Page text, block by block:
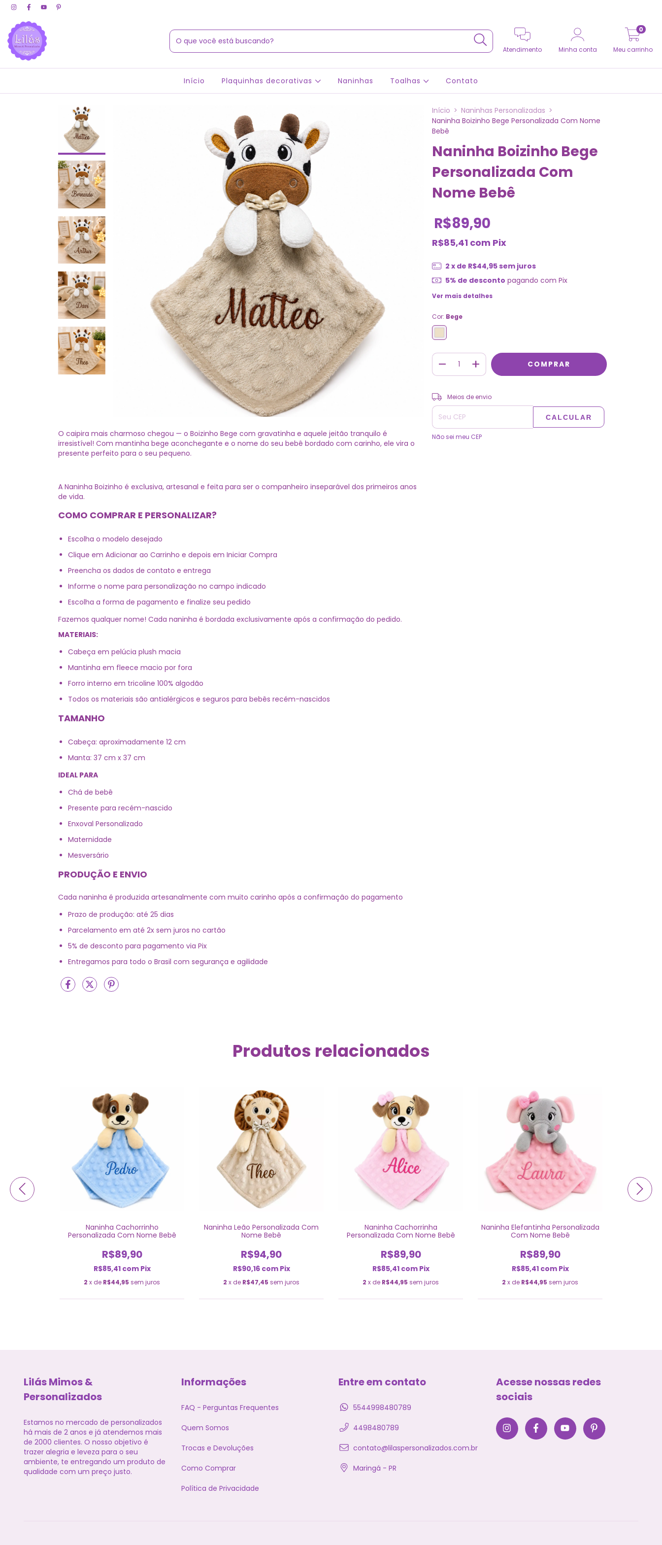
Atendimento Minha conta Meu carrinho
0
Início Plaquinhas decorativas Naninhas Toalhas Contato
O caipira mais charmoso chegou — o Boizinho Bege com gravatinha e aquele jeitão tranquilo é
irresistível! Com mantinha bege aconchegante e o nome do seu bebê bordado com carinho, ele vira o
presente perfeito para o seu pequeno.
A Naninha Boizinho é exclusiva, artesanal e feita para ser o companheiro inseparável dos primeiros anos
de vida.
COMO COMPRAR E PERSONALIZAR?
Escolha o modelo desejado
Clique em Adicionar ao Carrinho e depois em Iniciar Compra
Preencha os dados de contato e entrega
Informe o nome para personalização no campo indicado
Escolha a forma de pagamento e finalize seu pedido
Fazemos qualquer nome! Cada naninha é bordada exclusivamente após a confirmação do pedido.
MATERIAIS:
Cabeça em pelúcia plush macia
Mantinha em fleece macio por fora
Forro interno em tricoline 100% algodão
Todos os materiais são antialérgicos e seguros para bebês recém-nascidos
TAMANHO
Cabeça: aproximadamente 12 cm
Manta: 37 cm x 37 cm
IDEAL PARA
Chá de bebê
Presente para recém-nascido
Enxoval Personalizado
Maternidade
Mesversário
PRODUÇÃO E ENVIO
Cada naninha é produzida artesanalmente com muito carinho após a confirmação do pagamento
Prazo de produção: até 25 dias
Parcelamento em até 2x sem juros no cartão
5% de desconto para pagamento via Pix
Entregamos para todo o Brasil com segurança e agilidade
Início > Naninhas Personalizadas >
Naninha Boizinho Bege Personalizada Com Nome
Bebê
Naninha Boizinho Bege
Personalizada Com
Nome Bebê
R$89,90
R$85,41 com Pix
2 x de R$44,95sem juros
5% de desconto pagando com Pix
Ver mais detalhes
Cor: Bege
Entregas para o CEP:
Meios de envio
CALCULAR
Não sei meu CEP
Produtos relacionados
Naninha Cachorrinho
Personalizada Com Nome Bebê
R$89,90
R$85,41 com Pix
2 x de R$44,95 sem juros
Naninha Leão Personalizada Com
Nome Bebê
R$94,90
R$90,16 com Pix
2 x de R$47,45 sem juros
Naninha Cachorrinha
Personalizada Com Nome Bebê
R$89,90
R$85,41 com Pix
2 x de R$44,95 sem juros
Naninha Elefantinha Personalizada
Com Nome Bebê
R$89,90
R$85,41 com Pix
2 x de R$44,95 sem juros
Lilás Mimos &
Personalizados
Estamos no mercado de personalizados
há mais de 2 anos e já atendemos mais
de 2000 clientes. O nosso objetivo é
trazer alegria e leveza para o seu
ambiente, te entregando um produto de
qualidade com um preço justo.
Informações
FAQ - Perguntas Frequentes
Quem Somos
Trocas e Devoluções
Como Comprar
Política de Privacidade
Entre em contato
5544998480789
4498480789
contato@lilaspersonalizados.com.br
Maringá - PR
Acesse nossas redes
sociais